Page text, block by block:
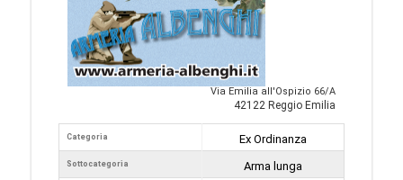
Via Emilia all'Ospizio 66/A
42122 Reggio Emilia
Categoria
Sottocategoria
Ex Ordinanza
Arma lunga